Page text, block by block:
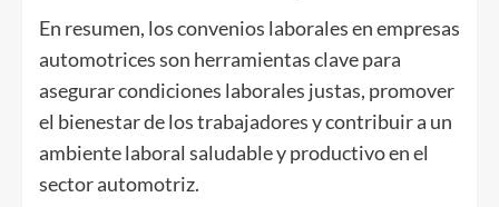
En resumen, los convenios laborales en empresas
automotrices son herramientas clave para
asegurar condiciones laborales justas, promover
el bienestar de los trabajadores y contribuir a un
ambiente laboral saludable y productivo en el
sector automotriz.